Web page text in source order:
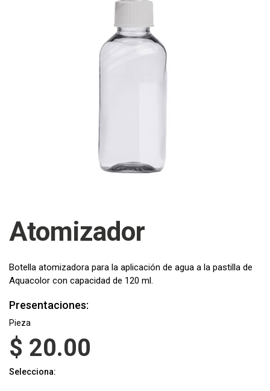
Atomizador
Botella atomizadora para la aplicación de agua a la pastilla de
Aquacolor con capacidad de 120 ml.
Presentaciones:
Pieza
$ 20.00
Selecciona: